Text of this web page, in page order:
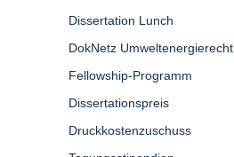
Dissertation Lunch
DokNetz Umweltenergierecht
Fellowship-Programm
Dissertationspreis
Druckkostenzuschuss